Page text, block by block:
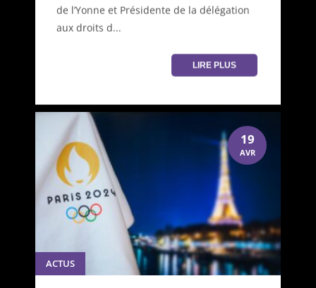
de l’Yonne et Présidente de la délégation
aux droits d...
LIRE PLUS
19
AVR
ACTUS